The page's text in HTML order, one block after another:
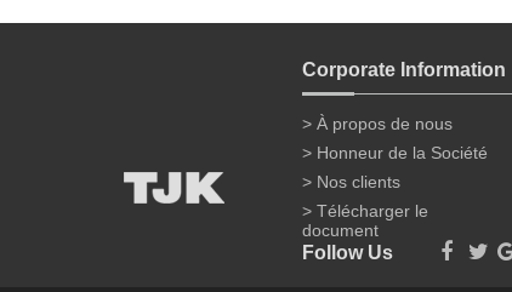
Corporate Information
> À propos de nous
> Honneur de la Société
> Nos clients
> Télécharger le
document
Follow Us